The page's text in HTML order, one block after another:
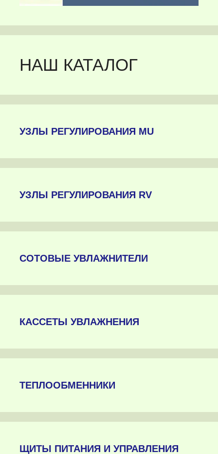
НАШ КАТАЛОГ
УЗЛЫ РЕГУЛИРОВАНИЯ MU
УЗЛЫ РЕГУЛИРОВАНИЯ RV
СОТОВЫЕ УВЛАЖНИТЕЛИ
КАССЕТЫ УВЛАЖНЕНИЯ
ТЕПЛООБМЕННИКИ
ЩИТЫ ПИТАНИЯ И УПРАВЛЕНИЯ